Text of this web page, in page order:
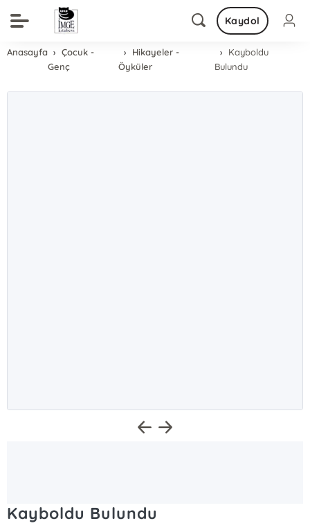
Kaydol
Anasayfa
Çocuk -
Genç
Hikayeler -
Öyküler
Kayboldu
Bulundu
Kayboldu Bulundu